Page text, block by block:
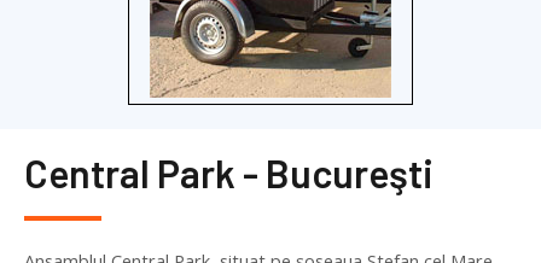
Central Park - Bucureşti